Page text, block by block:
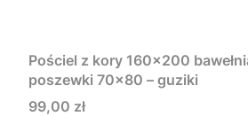
Pościel z kory 160x200
poszewki 70x80 – guziki
Cena
99,00 zł